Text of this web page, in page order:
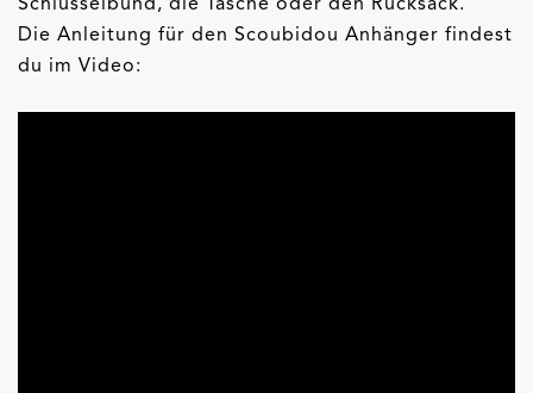
Die Anleitung für den Scoubidou Anhänger findest
du im Video: